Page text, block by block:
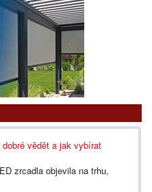
vědět a jak vybírat
zrcadla objevila na trhu,